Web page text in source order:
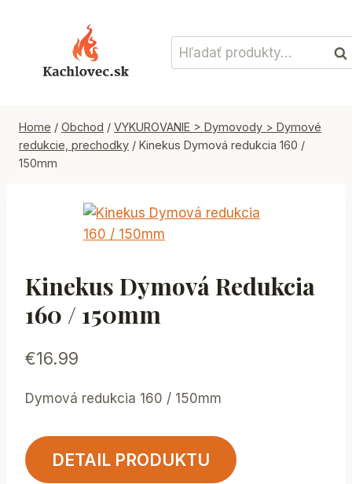
Hľadať:
Home / Obchod / VYKUROVANIE > Dymovody > Dymové
redukcie, prechodky / Kinekus Dymová redukcia 160 /
150mm
Kinekus Dymová Redukcia
160 / 150mm
€16.99
Dymová redukcia 160 / 150mm
DETAIL PRODUKTU